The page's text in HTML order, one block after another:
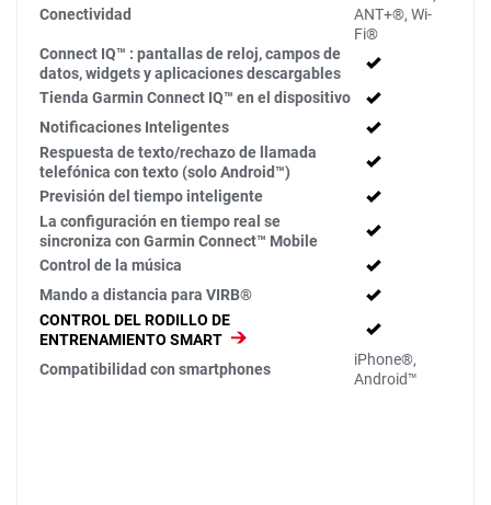
Conectividad
ANT+®, Wi-
Fi®
Connect IQ™ : pantallas de reloj, campos de
datos, widgets y aplicaciones descargables
Tienda Garmin Connect IQ™ en el dispositivo
Notificaciones Inteligentes
Respuesta de texto/rechazo de llamada
telefónica con texto (solo Android™)
Previsión del tiempo inteligente
La configuración en tiempo real se
sincroniza con Garmin Connect™ Mobile
Control de la música
Mando a distancia para VIRB®
CONTROL DEL RODILLO DE
ENTRENAMIENTO SMART
Compatibilidad con smartphones
iPhone®,
Android™